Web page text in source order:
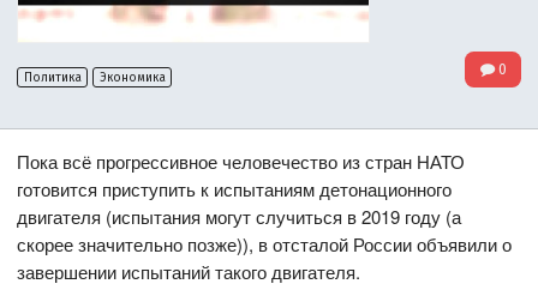
Политика Экономика 0
Пока всё прогрессивное человечество из стран НАТО
готовится приступить к испытаниям детонационного
двигателя (испытания могут случиться в 2019 году (а
скорее значительно позже)), в отсталой России объявили о
завершении испытаний такого двигателя.